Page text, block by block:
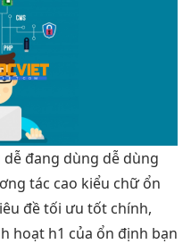
dễ đang dùng dễ dùng
tác cao kiểu chữổn
đềtối ưu tốt chính,
hoạt h1 của ổn định bạn